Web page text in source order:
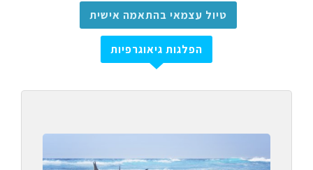
טיול עצמאי בהתאמה אישית
הפלגות גיאוגרפיות